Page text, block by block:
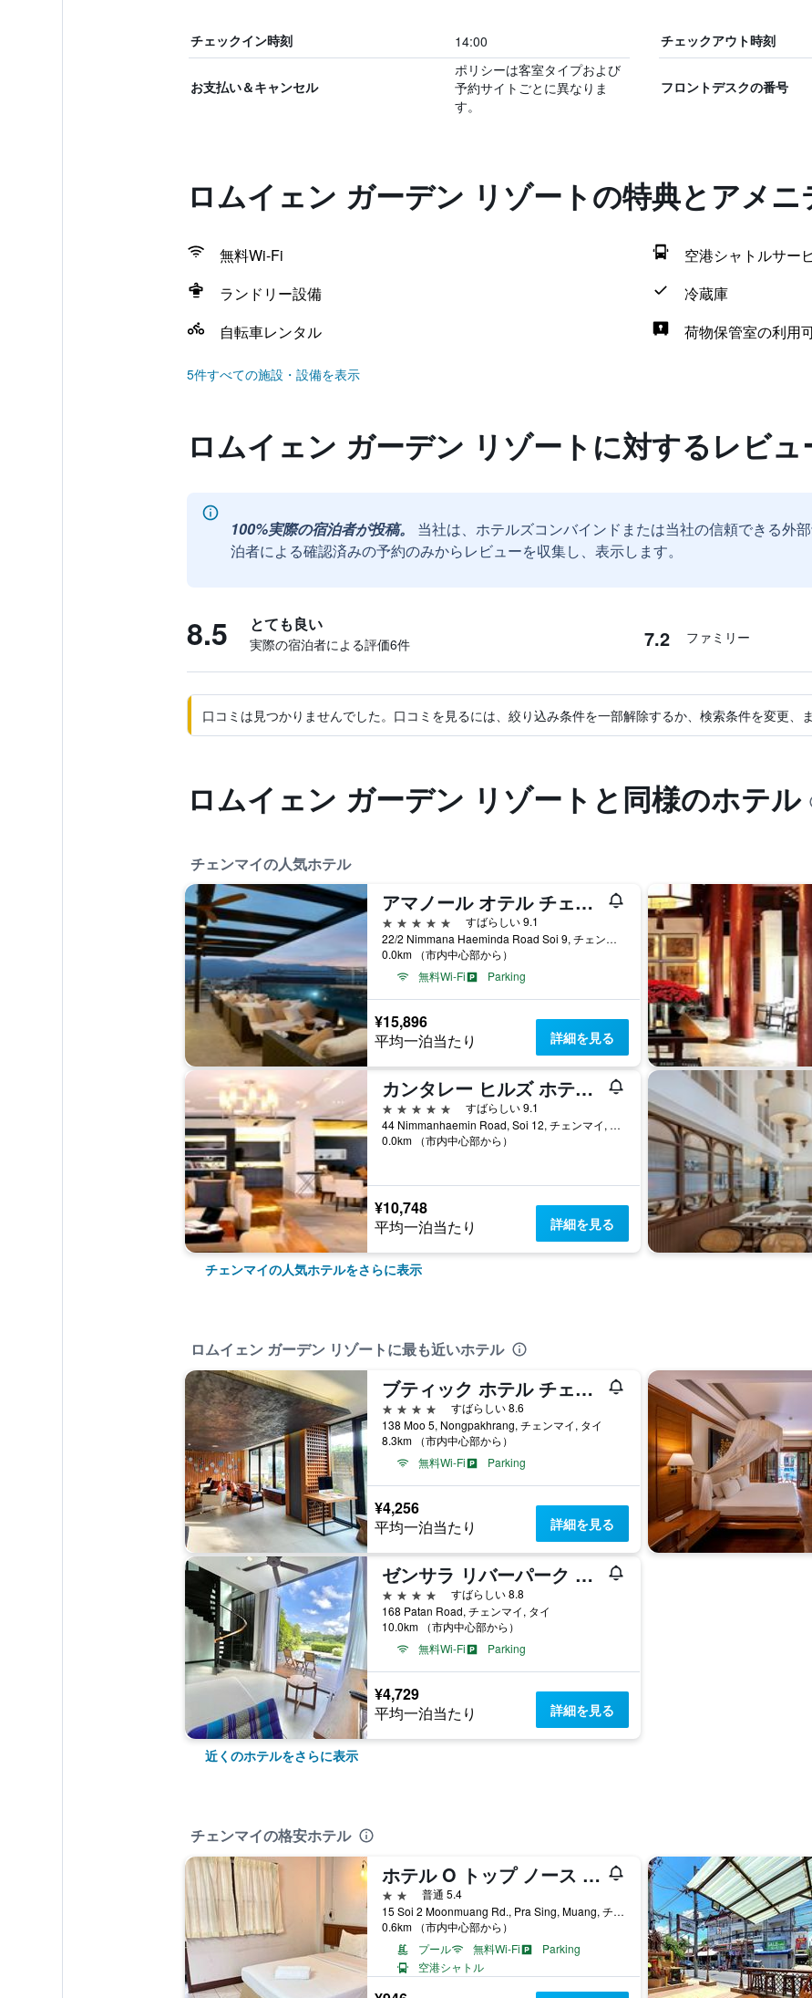
チェックイン時刻 14:00 チェックアウト時刻
お支払い＆キャンセル
ポリシーは客室タイプおよび
予約サイトごとに異なりま
す。
フロントデスクの番号
ロムイェン ガーデン リゾートの特典とアメニ
無料Wi-Fi
空港シャトルサー
ランドリー設備
冷蔵庫
自転車レンタル
荷物保管室の利用
5件すべての施設・設備を表示
ロムイェン ガーデン リゾートに対するレビュ
100%実際の宿泊者が投稿。
当社は、ホテルズコンバインドまたは当社の信頼できる外
泊者による確認済みの予約のみからレビューを収集し、表示します。
8.5 とても良い
実際の宿泊者による評価6​件 7.2 ファミリー
口コミは見つかりませんでした。口コミを見るには、絞り込み条件を一部解除するか、検索条件を変更、
ロムイェン ガーデン リゾートと同様のホテル
チェンマイの人気ホテル
アマノール オテル チェンマイ
5つ星
すばらしい 9.1
22/2 Nimmana Haeminda Road Soi 9, チェンマイ, タイ
0.0km （市内中心部から）
無料Wi-Fi
Parking
¥15,896
平均一泊当たり 詳細を見る
カンタレー ヒルズ ホテル チェンマイ
5つ星
すばらしい 9.1
44 Nimmanhaemin Road, Soi 12, チェンマイ, タイ
0.0km （市内中心部から）
¥10,748
平均一泊当たり 詳細を見る
チェンマイの人気ホテルをさらに表示
ロムイェン ガーデン リゾートに最も近いホテル
ブティック ホテル チェンマイ
4つ星
すばらしい 8.6
138 Moo 5, Nongpakhrang, チェンマイ, タイ
8.3km （市内中心部から）
無料Wi-Fi
Parking
¥4,256
平均一泊当たり 詳細を見る
ゼンサラ リバーパーク リゾート
4つ星
すばらしい 8.8
168 Patan Road, チェンマイ, タイ
10.0km （市内中心部から）
無料Wi-Fi
Parking
¥4,729
平均一泊当たり 詳細を見る
近くのホテルをさらに表示
チェンマイの格安ホテル
ホテル O トップ ノース ゲストハウス
2つ星
普通 5.4
15 Soi 2 Moonmuang Rd., Pra Sing, Muang, チェンマイ, タイ
0.6km （市内中心部から）
プール
無料Wi-Fi
Parking
空港シャトル